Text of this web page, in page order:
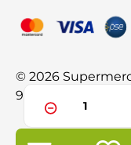
© 2026
901.370.428-3.